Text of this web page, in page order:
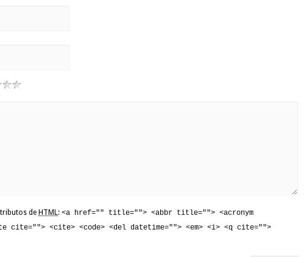
de HTML: <a href="" title=""> <abbr title=""> <acronym
cite=""> <cite> <code> <del datetime=""> <em> <i> <q cite="">